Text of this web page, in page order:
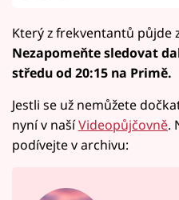
Který z frekventantů půjde
Nezapomeňte sledovat
středu od 20:15 na Primě.
Jestli se už nemůžete
nyní v našíVideopůjčovně.
podívejte v archivu: